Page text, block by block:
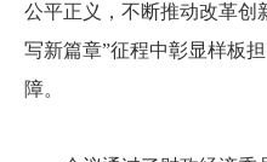
公平正义，不断推动改革创
写新篇章”征程中彰显样板
障。